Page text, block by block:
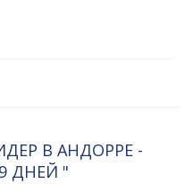
В АНДОРРЕ -
ДНЕЙ "